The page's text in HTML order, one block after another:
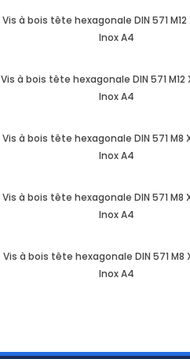
Vis à bois tête hexagonale DIN 571
Inox A4
Vis à bois tête hexagonale DIN 571 M12
Inox A4
Vis à bois tête hexagonale DIN 571 M8
Inox A4
Vis à bois tête hexagonale DIN 571 M8
Inox A4
Vis à bois tête hexagonale DIN 571 M8
Inox A4